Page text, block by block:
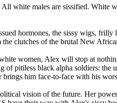
white males are sissified.
hormones, the sissy wigs,
clutches of the brutal New
women, Alex will stop at
pitiless black alpha soldiers:
him face-to-face with his
vision of the future. Her